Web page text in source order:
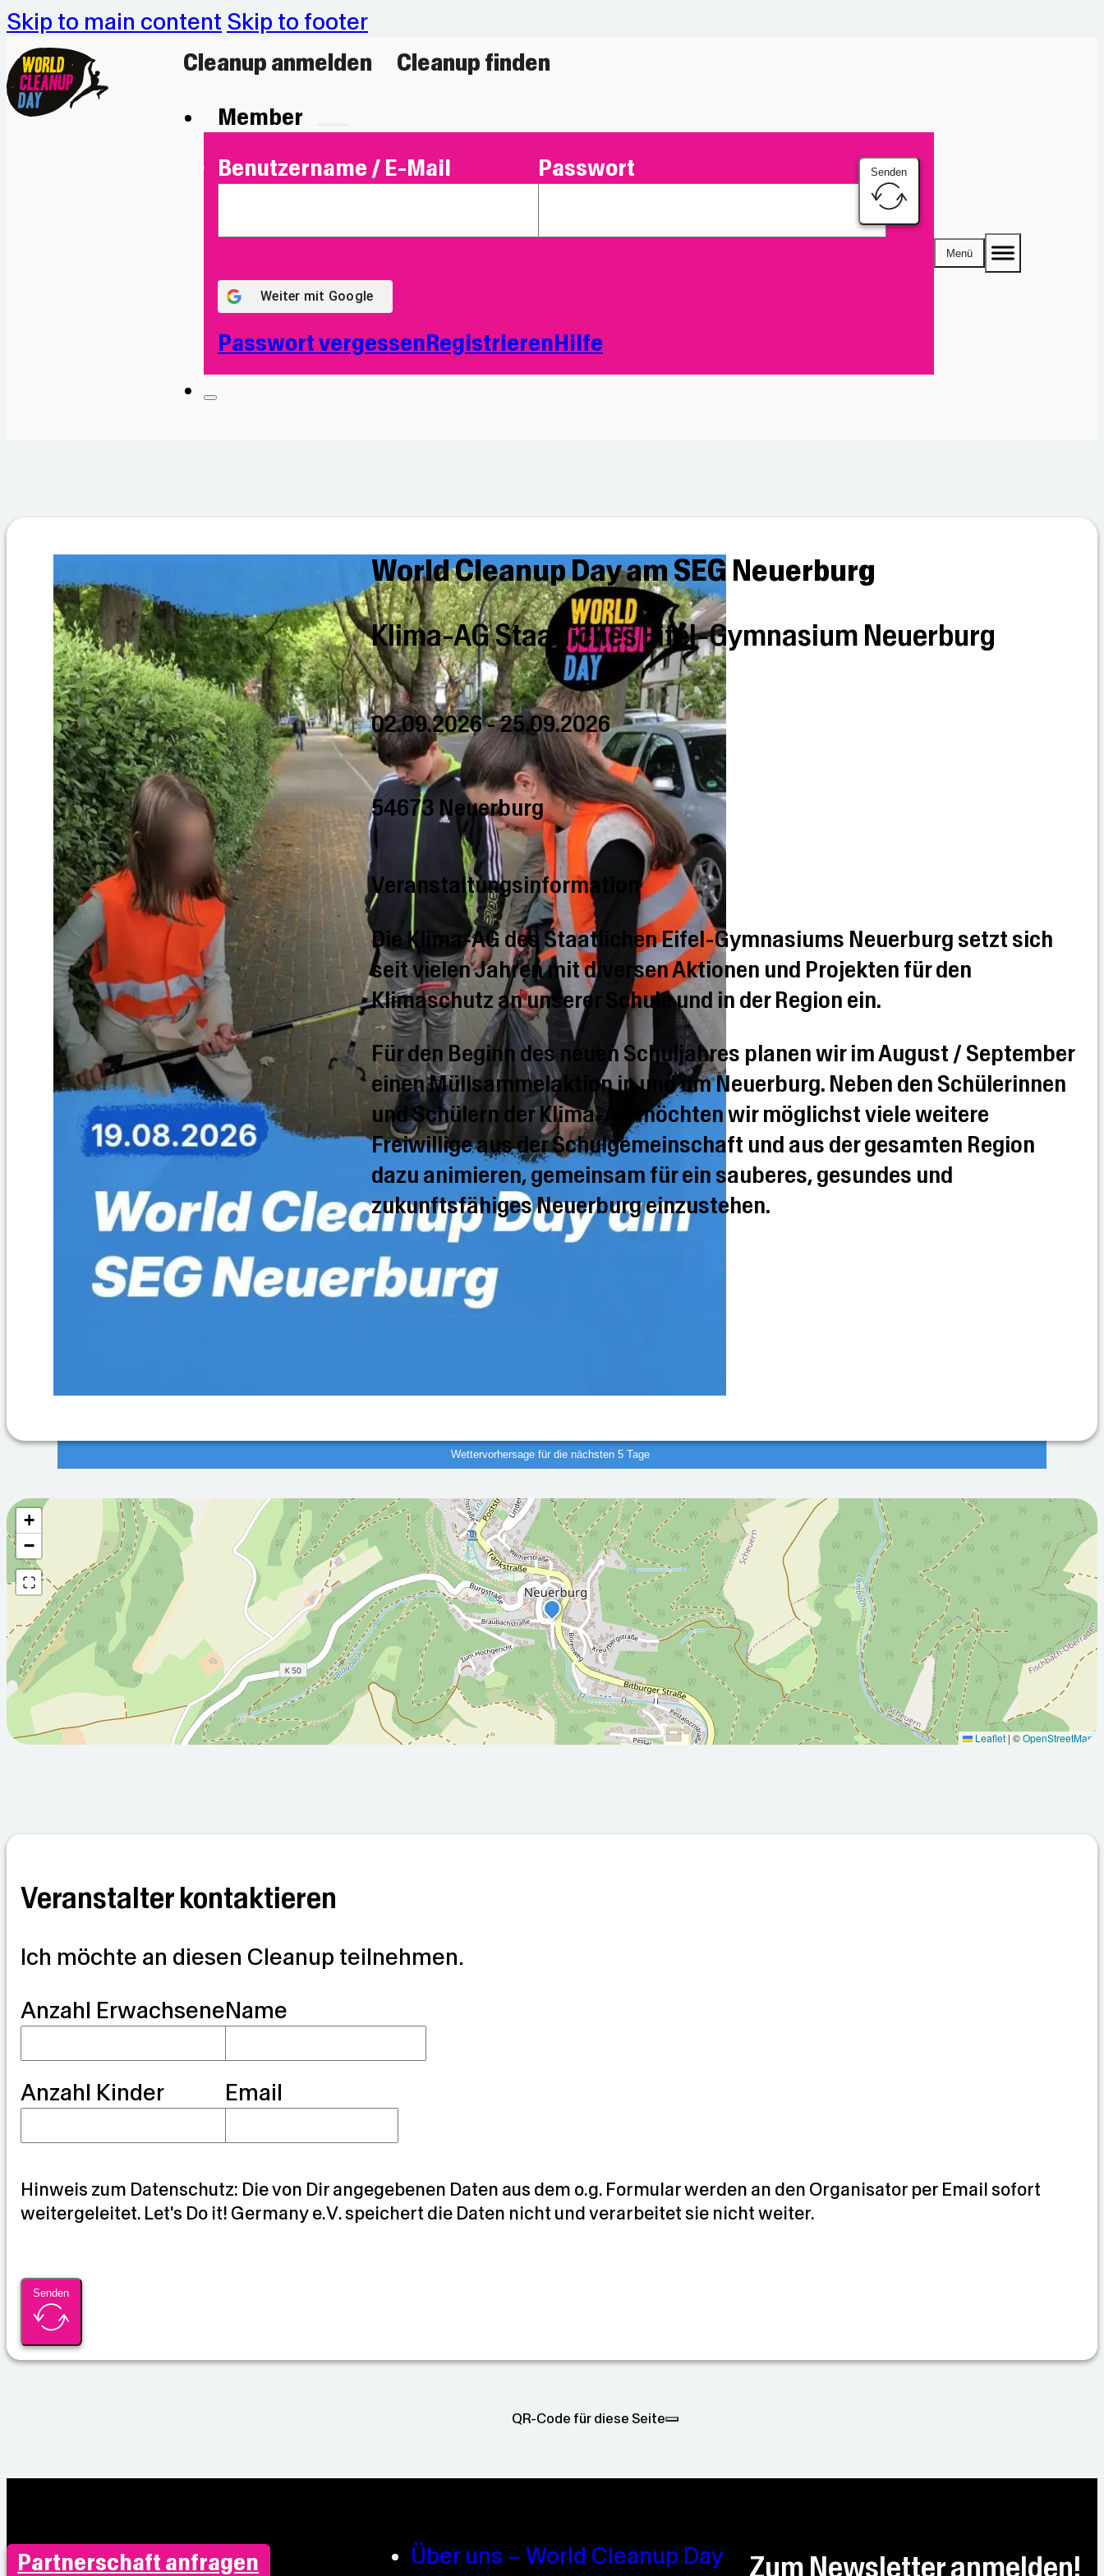
Skip to main content Skip to footer
Cleanup anmelden
Cleanup finden
Member
Benutzername / E-Mail Passwort Senden
Weiter mit Google
Passwort vergessen Registrieren Hilfe
Menü
World Cleanup Day am SEG Neuerburg
Klima-AG Staatliches Eifel-Gymnasium Neuerburg
02.09.2026 - 25.09.2026
54673 Neuerburg
Veranstaltungsinformation
Die Klima-AG des Staatlichen Eifel-Gymnasiums Neuerburg setzt sich
seit vielen Jahren mit diversen Aktionen und Projekten für den
Klimaschutz an unserer Schule und in der Region ein.
Für den Beginn des neuen Schuljahres planen wir im August / September
einen Müllsammelaktion in und um Neuerburg. Neben den Schülerinnen
und Schülern der Klima-AG möchten wir möglichst viele weitere
Freiwillige aus der Schulgemeinschaft und aus der gesamten Region
dazu animieren, gemeinsam für ein sauberes, gesundes und
zukunftsfähiges Neuerburg einzustehen.
Wettervorhersage für die nächsten 5 Tage
2026-08-
08T05:00:00Z
2026-08-
09T05:00:00Z
Bewölkt
2026-08-
10T05:00:00Z
Überwiegend
°C
°C
2026-08-
11T05:00:00Z
Sonnig
2026-08-
12T05:00:00Z
Sonnig
Wettervorhersage für die nächsten 5 Tage
+
−
Leaflet | ©OpenStreetMap
Veranstalter kontaktieren
Ich möchte an diesen Cleanup teilnehmen.
Anzahl Erwachsene
Anzahl Kinder
Name
Email
G
r
a
n
Hinweis zum Datenschutz: Die von Dir angegebenen Daten aus dem o.g. Formular werden an den Organisator per Email sofort
weitergeleitet. Let's Do it! Germany e.V. speichert die Daten nicht und verarbeitet sie nicht weiter.
Senden
QR-Code für diese Seite
Partnerschaft anfragen
Über uns – World Cleanup Day
Zum Newsletter anmelden!